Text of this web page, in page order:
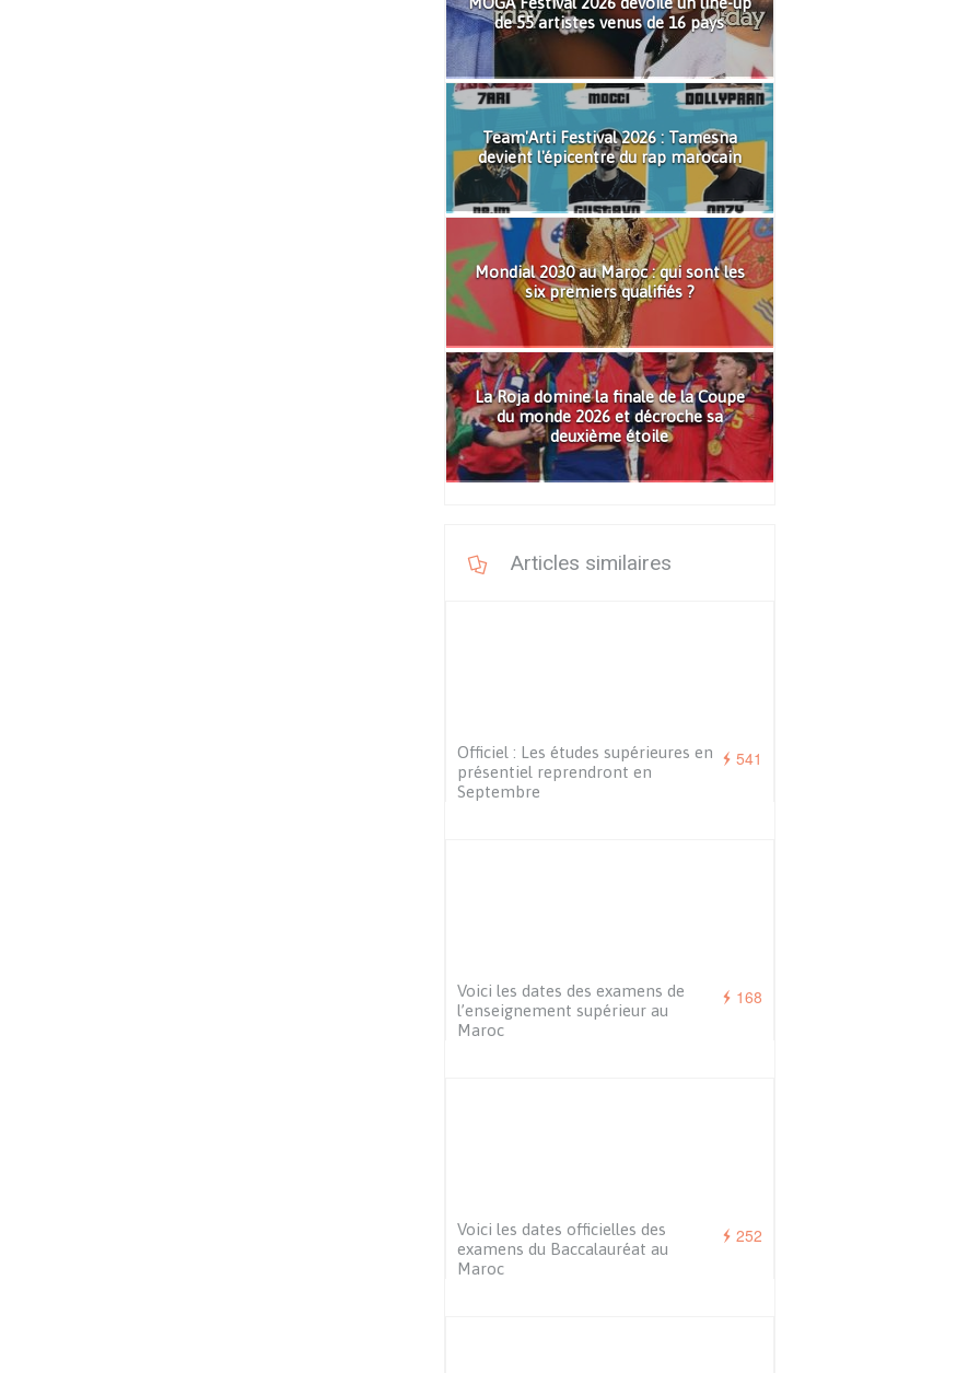
de 55 artistes venus de 16 pays
Team'Arti Festival 2026 : Tamesna
devient l'épicentre du rap marocain
Mondial 2030 au Maroc : qui sont les
six premiers qualifiés ?
La Roja domine la finale de la Coupe
du monde 2026 et décroche sa
deuxième étoile
Articles similaires
541
Officiel : Les études supérieures en
présentiel reprendront en
Septembre
168
Voici les dates des examens de
l’enseignement supérieur au
Maroc
252
Voici les dates officielles des
examens du Baccalauréat au
Maroc